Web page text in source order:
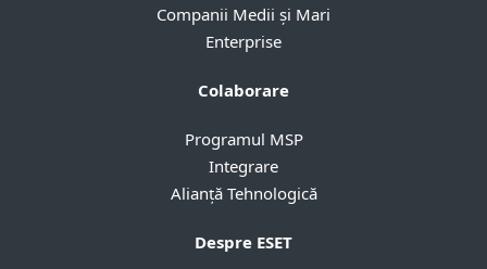
Companii Medii și Mari
Enterprise
Colaborare
Programul MSP
Integrare
Alianță Tehnologică
Despre ESET